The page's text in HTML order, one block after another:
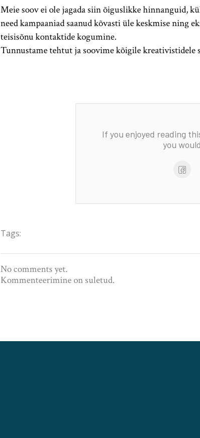
Meie soov ei ole jagada siin õiguslikke hinnanguid,
need kampaaniad saanud kõvasti üle keskmise ning
teisisõnu kontaktide kogumine.
Tunnustame tehtut ja soovime kõigile kreativistidele
If you enjoyed reading
you would
Tags:
No comments yet.
Kommenteerimine on suletud.